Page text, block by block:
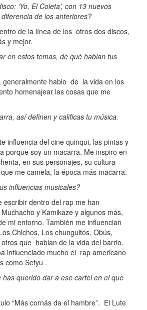
‘Yo, El Coleta’, con 13 nuevos
de los anteriores?
de la línea de los otros dos discos,
y mejor.
en estos temas, de qué hablan tus
generalmente hablo de la vida en los
homenajear las cosas que me
así definen y calificas tu música.
influencia del cine quinqui, las pintas y
porque soy un macarra. Me inspiro en
en sus personajes, su cultura
me camela, la época más macarra.
influencias musicales?
escribir dentro del rap me han
y Kamikaze y algunos más,
mi entorno. También me influencian
Chichos, Los chunguitos, Obús,
que hablan de la vida del barrio.
influenciado mucho el rap americano
como Sefyu .
has querido dar a ese cartel en el que
“Más cornás da el hambre”. El Lute